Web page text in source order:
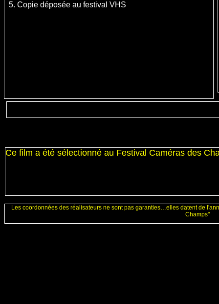
Les coordonnées des réalisateurs ne sont pas garanties…elles datent de
Champs"
5. Copie déposée au festival VHS
Ce film a été sélectionné au Festival Caméras des